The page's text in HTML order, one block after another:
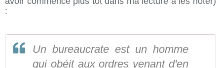
:
Un bureaucrate est un homme
qui obéit aux ordres venant d'en